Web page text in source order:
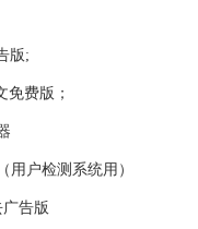
版;
免费版；
用户检测系统用）
告版